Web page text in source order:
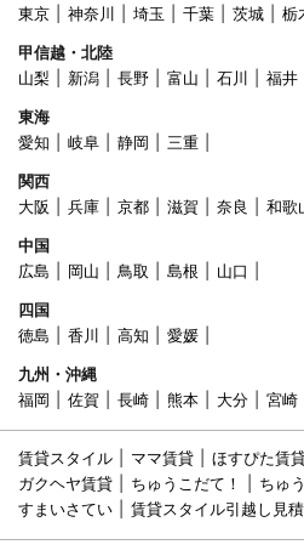
東京
神奈川 埼玉 千葉 茨城 栃
甲信越・北陸
山梨
新潟 長野 富山 石川
福井
東海
愛知
岐阜 静岡
三重
関西
大阪
兵庫 京都 滋賀 奈良
和歌
中国
広島
岡山 鳥取 島根
山口
四国
徳島
香川 高知
愛媛
九州・沖縄
福岡
佐賀 長崎 熊本 大分 宮崎
賃貸スタイル ママ賃貸 ほすぴた賃
ガクヘヤ賃貸
ちゅうこだて！ ちゅ
すまいさてい
賃貸スタイル引越し見